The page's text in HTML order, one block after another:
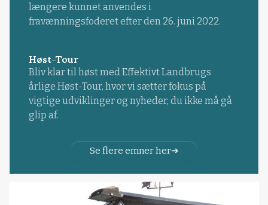
længere kunnet anvendes i
fravænningsfoderet efter den 26. juni 2022.
Høst-Tour
Bliv klar til høst med Effektivt Landbrugs
årlige Høst-Tour, hvor vi sætter fokus på
vigtige udviklinger og nyheder, du ikke må gå
glip af.
Se flere emner her